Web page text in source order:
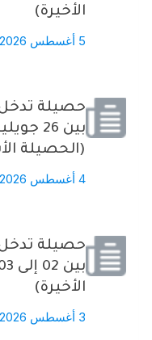
الأخيرة)
5 أغسطس 2026
حصيلة تدخل
(الحصيلة
4 أغسطس 2026
حصيلة تدخل
الأخيرة)
3 أغسطس 2026